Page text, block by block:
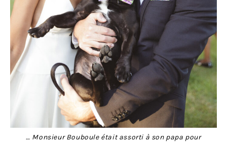
… Monsieur Bouboule était assorti à son papa pour